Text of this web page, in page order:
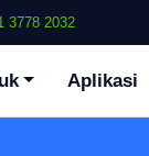
3778 2032
Aplikasi